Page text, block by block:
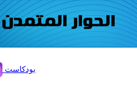
بودكاست